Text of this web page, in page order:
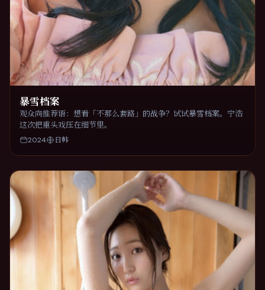
暴雪档案
观众向推荐语：想看「不那么套路」的战争？试试暴雪档案。宁浩
这次把重头戏压在细节里。
2024 日韩